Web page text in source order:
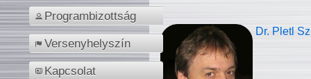
Programbizottság
Versenyhelyszín
Kapcsolat
Dr. Pletl